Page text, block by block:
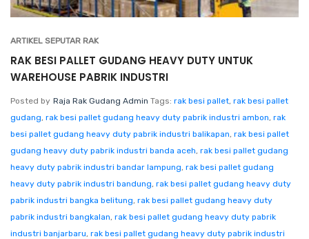
ARTIKEL SEPUTAR RAK
RAK BESI PALLET GUDANG HEAVY DUTY UNTUK
WAREHOUSE PABRIK INDUSTRI
Posted by Raja Rak Gudang Admin Tags: rak besi pallet, rak besi pallet
gudang, rak besi pallet gudang heavy duty pabrik industri ambon, rak
besi pallet gudang heavy duty pabrik industri balikapan, rak besi pallet
gudang heavy duty pabrik industri banda aceh, rak besi pallet gudang
heavy duty pabrik industri bandar lampung, rak besi pallet gudang
heavy duty pabrik industri bandung, rak besi pallet gudang heavy duty
pabrik industri bangka belitung, rak besi pallet gudang heavy duty
pabrik industri bangkalan, rak besi pallet gudang heavy duty pabrik
industri banjarbaru, rak besi pallet gudang heavy duty pabrik industri